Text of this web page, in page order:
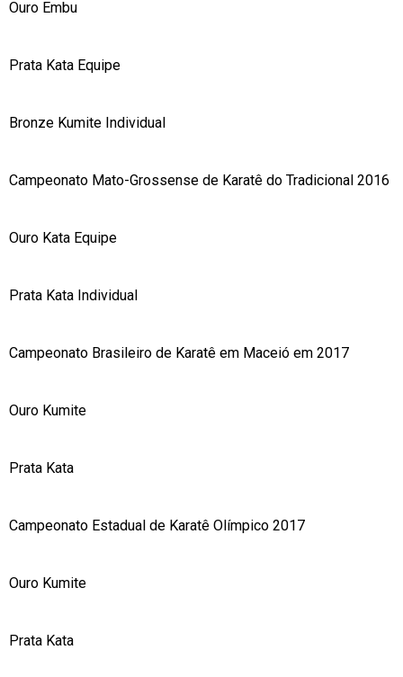
Ouro Embu
Prata Kata Equipe
Bronze Kumite Individual
Campeonato Mato-Grossense de Karatê do Tradicional 2016
Ouro Kata Equipe
Prata Kata Individual
Campeonato Brasileiro de Karatê em Maceió em 2017
Ouro Kumite
Prata Kata
Campeonato Estadual de Karatê Olímpico 2017
Ouro Kumite
Prata Kata